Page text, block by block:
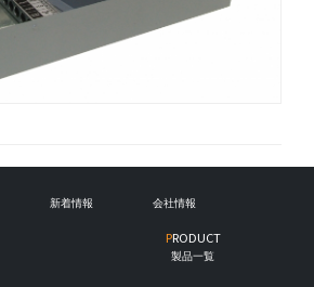
新着情報 会社情報
PRODUCT
製品一覧